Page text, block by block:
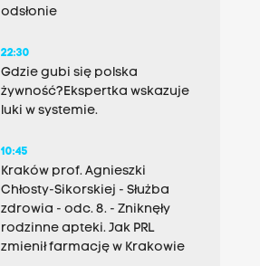
odsłonie
22:30
Gdzie gubi się polska
żywność?Ekspertka wskazuje
luki w systemie.
10:45
Kraków prof. Agnieszki
Chłosty-Sikorskiej - Służba
zdrowia - odc. 8. - Zniknęły
rodzinne apteki. Jak PRL
zmienił farmację w Krakowie